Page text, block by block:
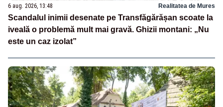
6 aug. 2026, 13:48 Realitatea de Mures
Scandalul inimii desenate pe Transfăgărășan scoate la
iveală o problemă mult mai gravă. Ghizii montani: „Nu
este un caz izolat”